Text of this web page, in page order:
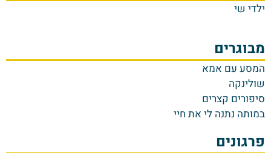
ילדי שי
מבוגרים
המסע עם אמא
שולינקה
סיפורים קצרים
במותה נתנה לי את חיי
פרגונים